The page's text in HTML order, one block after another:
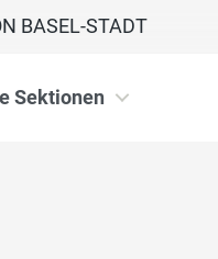
BASEL-STADT
Sektionen